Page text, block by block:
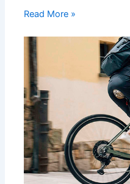
Read More »